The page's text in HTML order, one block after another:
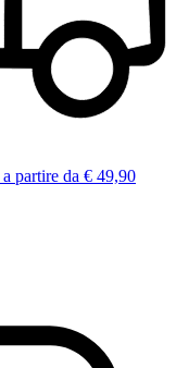
a partire da € 49,90